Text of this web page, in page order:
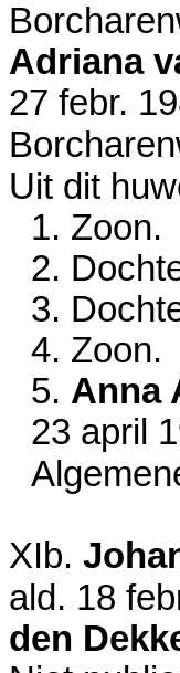
Adriana
27 febr.
Uit dit
1. Zoon.
2.
3.
4. Zoon.
5. Anna
23 april
XIb.
ald. 18
den